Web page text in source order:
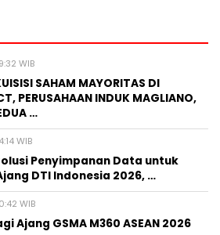
WIB
SAHAM MAYORITAS DI
PERUSAHAAN INDUK MAGLIANO,
…
WIB
Penyimpanan Data untuk
DTI Indonesia 2026, …
WIB
Ajang GSMA M360 ASEAN 2026